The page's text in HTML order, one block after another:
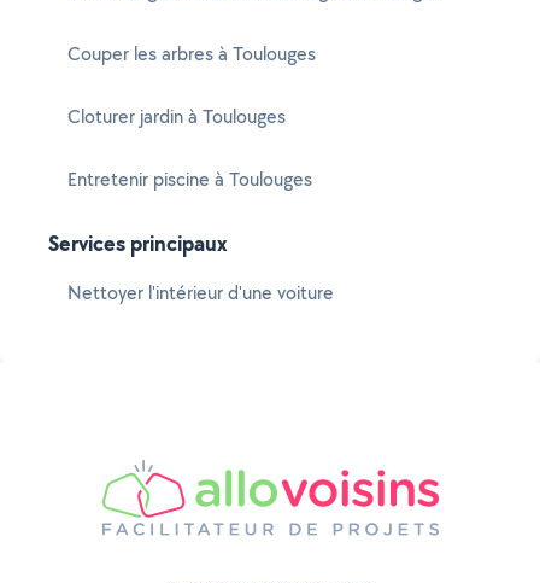
Couper les arbres à Toulouges
Cloturer jardin à Toulouges
Entretenir piscine à Toulouges
Services principaux
Nettoyer l'intérieur d'une voiture